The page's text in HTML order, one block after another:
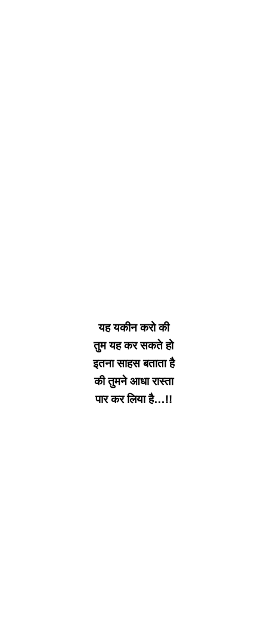
यह यकीन करो की
तुम यह कर सकते हो
इतना साहस बताता है
की तुमने आधा रास्ता
पार कर लिया है…!!